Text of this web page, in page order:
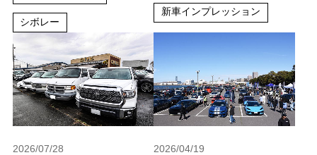
シボレー
新車インプレッション
2026/07/28 2026/04/19